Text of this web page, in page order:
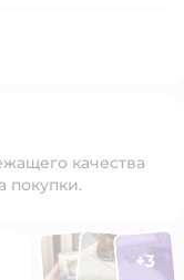
качества
покупки.
ФотоФотоФото
+3
Открыть